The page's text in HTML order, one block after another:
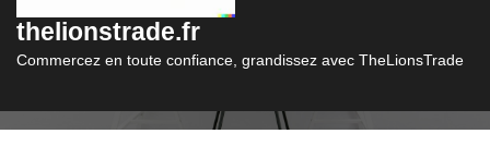
thelionstrade.fr
Commercez en toute confiance, grandissez avec TheLionsTrade